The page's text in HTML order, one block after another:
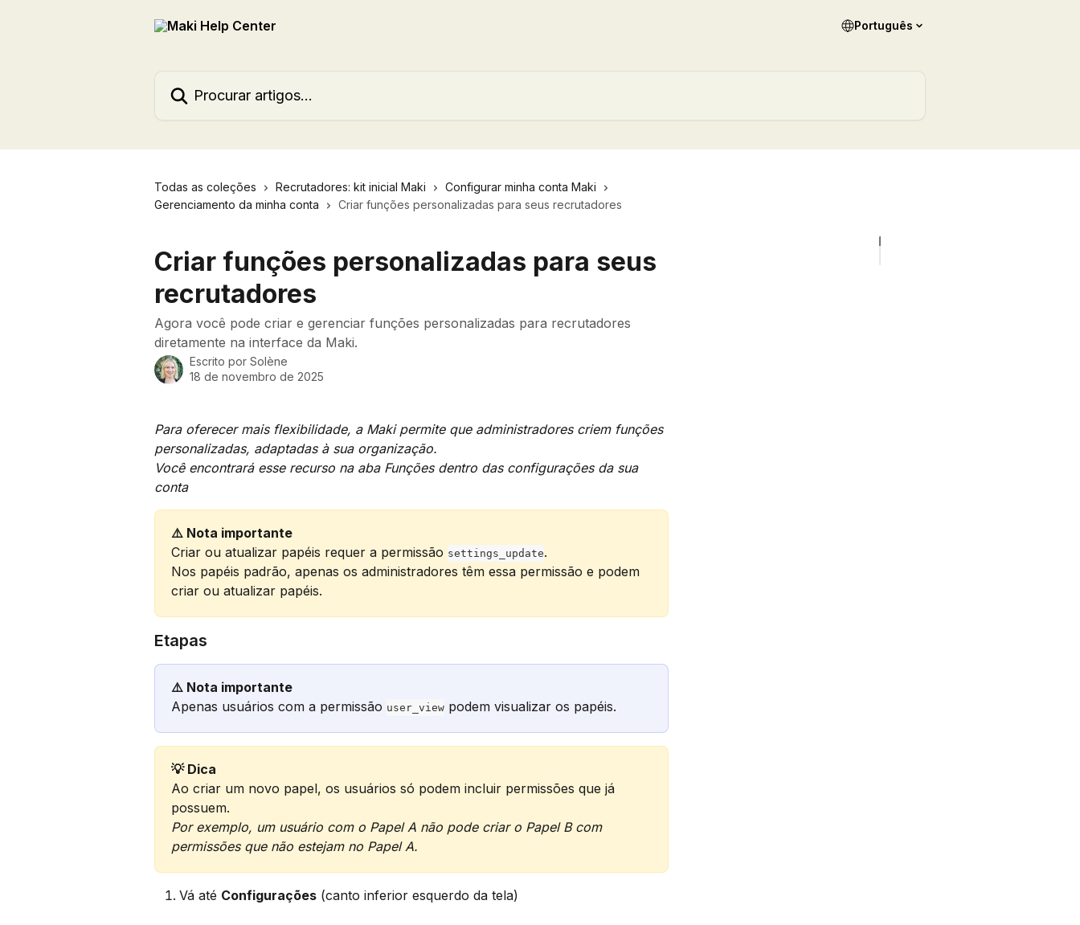
Português
Todas as coleções Recrutadores: kit inicial Maki
Configurar minha conta Maki
Gerenciamento da minha conta
Criar funções personalizadas para seus recrutadores
Criar funções personalizadas para seus
recrutadores
Agora você pode criar e gerenciar funções personalizadas para recrutadores
diretamente na interface da Maki.
Escrito por Solène
18 de novembro de 2025
Para oferecer mais flexibilidade, a Maki permite que administradores criem funções
personalizadas, adaptadas à sua organização.
Você encontrará esse recurso na aba Funções dentro das configurações da sua
conta
⚠️ Nota importante
Criar ou atualizar papéis requer a permissão settings_update.
Nos papéis padrão, apenas os administradores têm essa permissão e podem
criar ou atualizar papéis.
Etapas
⚠️ Nota importante
Apenas usuários com a permissão user_view podem visualizar os papéis.
💡 Dica
Ao criar um novo papel, os usuários só podem incluir permissões que já
possuem.
Por exemplo, um usuário com o Papel A não pode criar o Papel B com
permissões que não estejam no Papel A.
Vá até Configurações (canto inferior esquerdo da tela)